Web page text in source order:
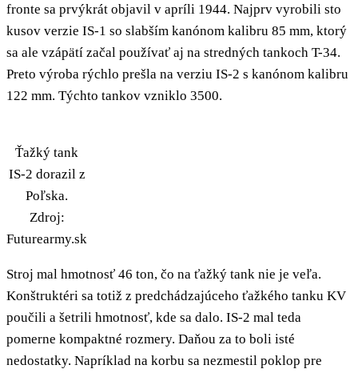
fronte sa prvýkrát objavil v apríli 1944. Najprv vyrobili sto
kusov verzie IS-1 so slabším kanónom kalibru 85 mm, ktorý
sa ale vzápätí začal používať aj na stredných tankoch T-34.
Preto výroba rýchlo prešla na verziu IS-2 s kanónom kalibru
122 mm. Týchto tankov vzniklo 3500.
Ťažký tank
IS-2 dorazil z
Poľska.
Zdroj:
Futurearmy.sk
Stroj mal hmotnosť 46 ton, čo na ťažký tank nie je veľa.
Konštruktéri sa totiž z predchádzajúceho ťažkého tanku KV
poučili a šetrili hmotnosť, kde sa dalo. IS-2 mal teda
pomerne kompaktné rozmery. Daňou za to boli isté
nedostatky. Napríklad na korbu sa nezmestil poklop pre